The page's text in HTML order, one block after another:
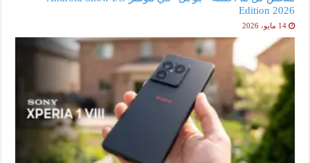
Edition 2026
14 مايو، 2026